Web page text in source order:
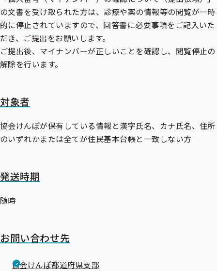
の文書を受け取られた方は、診療や薬の情報等の閲覧が一時
的に停止されていますので、回答書に必要事項をご記入いた
だき、ご提出をお願いします。
ご提出後、マイナンバーが正しいことを確認し、閲覧停止の
解除を行います。
対象者
協会けんぽが保有している情報と漢字氏名、カナ氏名、住所
のいずれかまたは全てが住民基本台帳と一致しない方
発送時期
随時
お問い合わせ先
協会けんぽ都道府県支部